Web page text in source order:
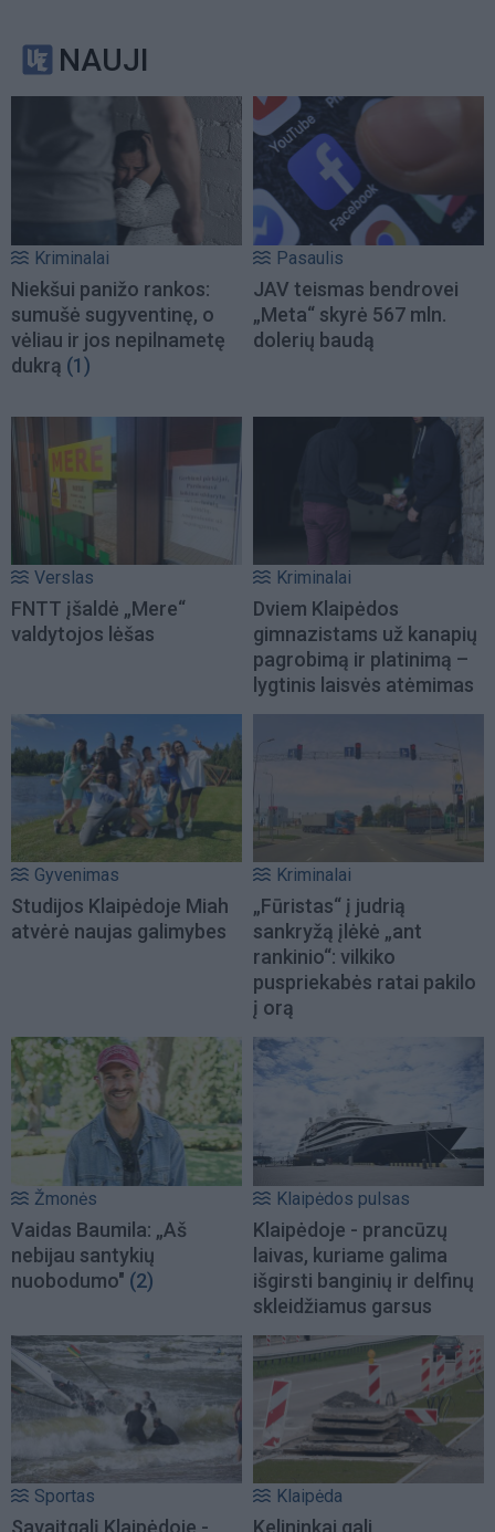
NAUJI
Kriminalai
Niekšui panižo rankos:
sumušė sugyventinę, o
vėliau ir jos nepilnametę
dukrą (1)
Pasaulis
JAV teismas bendrovei
„Meta“ skyrė 567 mln.
dolerių baudą
Verslas
FNTT įšaldė „Mere“
valdytojos lėšas
Kriminalai
Dviem Klaipėdos
gimnazistams už kanapių
pagrobimą ir platinimą –
lygtinis laisvės atėmimas
Gyvenimas
Studijos Klaipėdoje Miah
atvėrė naujas galimybes
Kriminalai
„Fūristas“ į judrią
sankryžą įlėkė „ant
rankinio“: vilkiko
puspriekabės ratai pakilo
į orą
Žmonės
Vaidas Baumila: „Aš
nebijau santykių
nuobodumo" (2)
Klaipėdos pulsas
Klaipėdoje - prancūzų
laivas, kuriame galima
išgirsti banginių ir delfinų
skleidžiamus garsus
Sportas
Savaitgalį Klaipėdoje -
Klaipėda
Kelininkai gali